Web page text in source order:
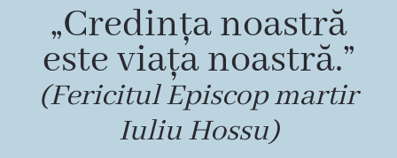
„Credința noastră
este viața noastră.”
(Fericitul Episcop martir
Iuliu Hossu)